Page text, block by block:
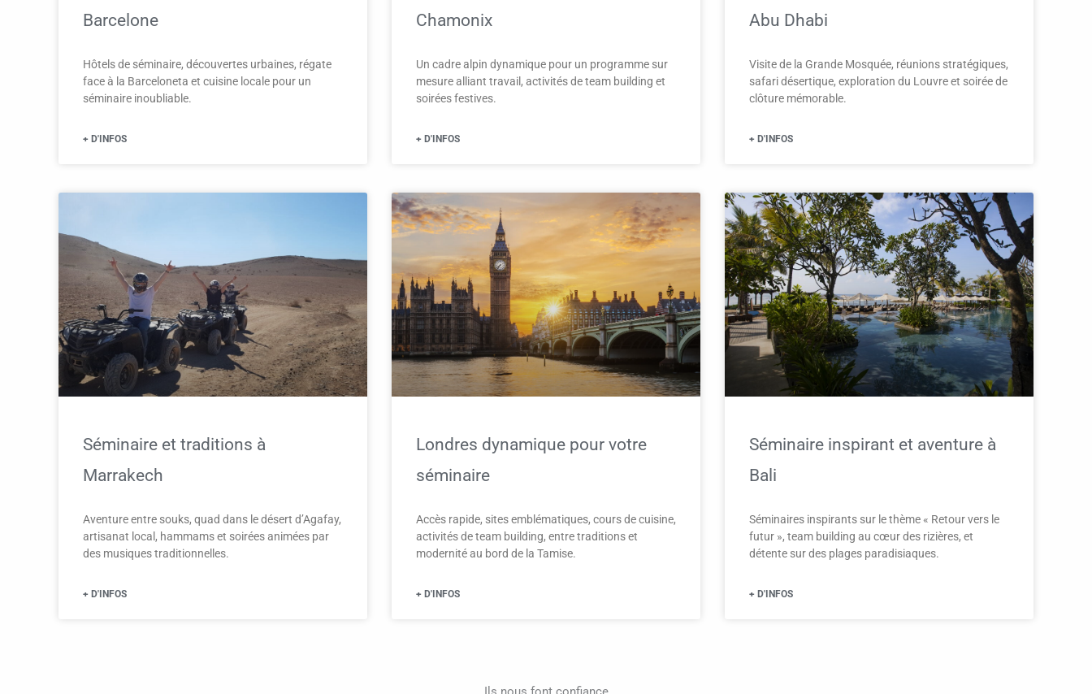
Barcelone
Hôtels de séminaire, découvertes urbaines, régate
face à la Barceloneta et cuisine locale pour un
séminaire inoubliable.
+ D'INFOS
Chamonix
Un cadre alpin dynamique pour un programme sur
mesure alliant travail, activités de team building et
soirées festives.
+ D'INFOS
Abu Dhabi
Visite de la Grande Mosquée, réunions stratégiques,
safari désertique, exploration du Louvre et soirée de
clôture mémorable.
+ D'INFOS
Séminaire et traditions à
Marrakech
Aventure entre souks, quad dans le désert d’Agafay,
artisanat local, hammams et soirées animées par
des musiques traditionnelles.
+ D'INFOS
Londres dynamique pour votre
séminaire
Accès rapide, sites emblématiques, cours de cuisine,
activités de team building, entre traditions et
modernité au bord de la Tamise.
+ D'INFOS
Séminaire inspirant et aventure à
Bali
Séminaires inspirants sur le thème « Retour vers le
futur », team building au cœur des rizières, et
détente sur des plages paradisiaques.
+ D'INFOS